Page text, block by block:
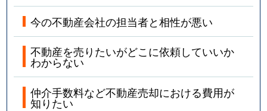
今の不動産会社の担当者と相性が悪い
不動産を売りたいがどこに依頼していいか
わからない
仲介手数料など不動産売却における費用が
知りたい